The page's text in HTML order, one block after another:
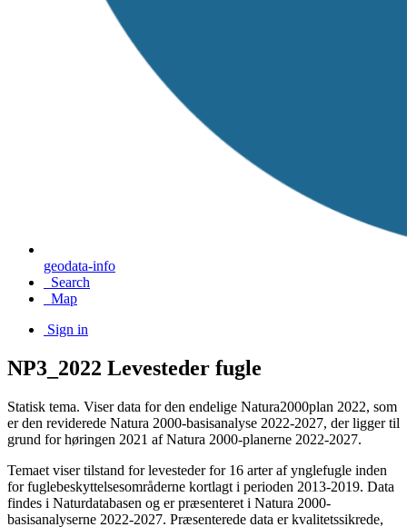
geodata-info
Search
Map
Sign in
NP3_2022 Levesteder fugle
Statisk tema. Viser data for den endelige Natura2000plan 2022, som
er den reviderede Natura 2000-basisanalyse 2022-2027, der ligger til
grund for høringen 2021 af Natura 2000-planerne 2022-2027.
Temaet viser tilstand for levesteder for 16 arter af ynglefugle inden
for fuglebeskyttelsesområderne kortlagt i perioden 2013-2019. Data
findes i Naturdatabasen og er præsenteret i Natura 2000-
basisanalyserne 2022-2027. Præsenterede data er kvalitetssikrede,